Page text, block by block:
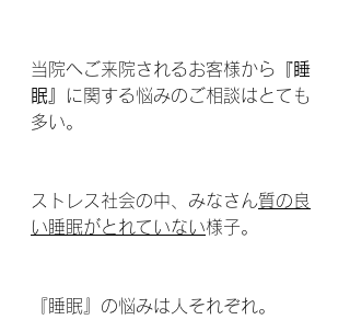
当院へご来院されるお客様から 『睡
眠』
に関する悩みのご相談はとても
多い。
ストレス社会の中、みなさん質の良
い睡眠がとれていない様子。
『睡眠』の悩みは人それぞれ。